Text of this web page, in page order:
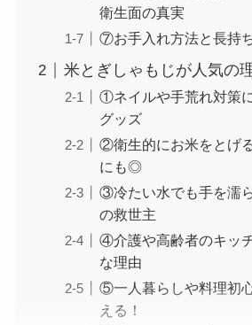
衛生面の真実
⑦お手入れ方法と長持
米とぎしゃもじが人気の
①ネイルや手荒れ対策
グッズ
②衛生的にお米をとげ
にも◎
③冷たい水でも手を濡
の救世主
④介護や高齢者のキッ
な理由
⑤一人暮らしや料理初
える！